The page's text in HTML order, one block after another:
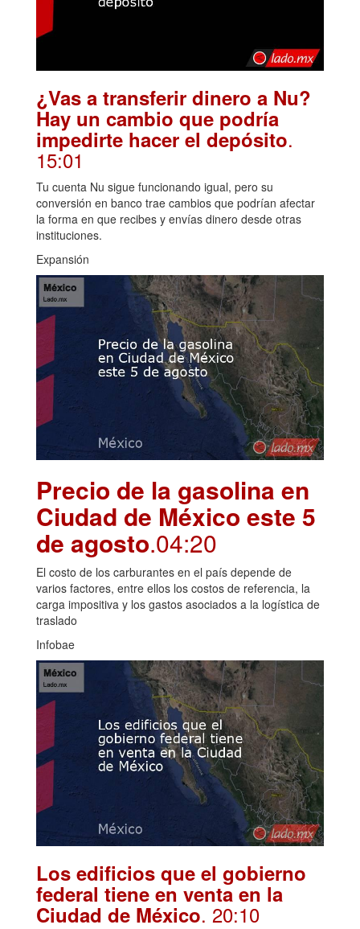
¿Vas a transferir dinero a Nu?
Hay un cambio que podría
impedirte hacer el depósito.
15:01
Tu cuenta Nu sigue funcionando igual, pero su
conversión en banco trae cambios que podrían afectar
la forma en que recibes y envías dinero desde otras
instituciones.
Expansión
Precio de la gasolina en
Ciudad de México este 5
de agosto.04:20
El costo de los carburantes en el país depende de
varios factores, entre ellos los costos de referencia, la
carga impositiva y los gastos asociados a la logística de
traslado
Infobae
Los edificios que el gobierno
federal tiene en venta en la
Ciudad de México. 20:10